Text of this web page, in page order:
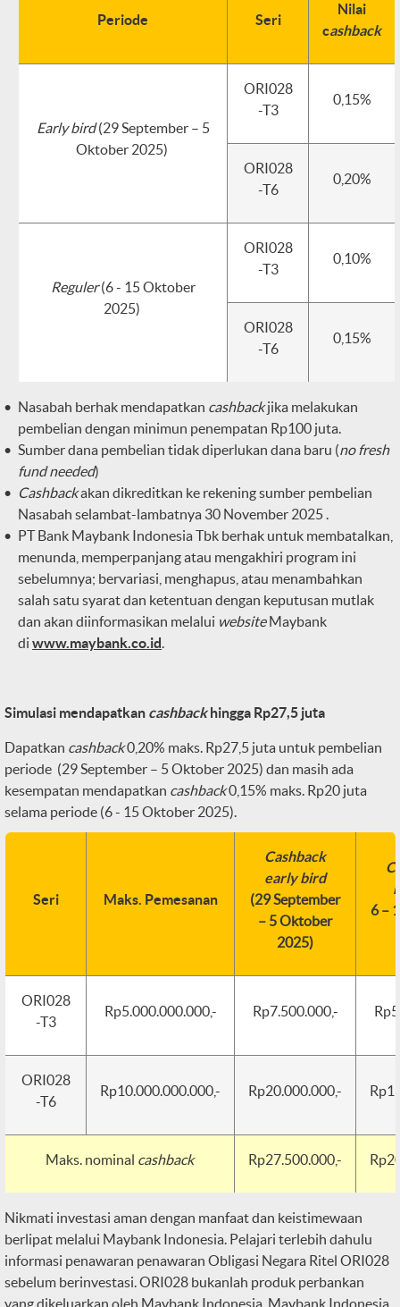
Periode Seri
Nilai
cashback
Early bird(29 September – 5
Oktober 2025)
ORI028
-T3
0,15%
ORI028
-T6
0,20%
Reguler(6 - 15 Oktober
2025)
ORI028
-T3
0,10%
ORI028
-T6
0,15%
Nasabah berhak mendapatkan cashbackjika melakukan
pembelian dengan minimun penempatan Rp100 juta.
Sumber dana pembelian tidak diperlukan dana baru (no fresh
fund needed)
Cashbackakan dikreditkan ke rekening sumber pembelian
Nasabah selambat-lambatnya 30 November 2025 .
PT Bank Maybank Indonesia Tbk berhak untuk membatalkan,
menunda, memperpanjang atau mengakhiri program ini
sebelumnya; bervariasi, menghapus, atau menambahkan
salah satu syarat dan ketentuan dengan keputusan mutlak
dan akan diinformasikan melalui websiteMaybank
di www.maybank.co.id.
Simulasi mendapatkan cashbackhingga Rp27,5 juta
Dapatkan cashback0,20% maks. Rp27,5 juta untuk pembelian
periode (29 September – 5 Oktober 2025) dan masih ada
kesempatan mendapatkan cashback0,15% maks. Rp20 juta
selama periode (6 - 15 Oktober 2025).
Seri Maks. Pemesanan
Cashback
early bird
(29 September
– 5 Oktober
2025)
6 –
ORI028
-T3
Rp5.000.000.000,- Rp7.500.000,-
ORI028
-T6
Rp10.000.000.000,- Rp20.000.000,-
Maks. nominal cashback Rp27.500.000,-
Nikmati investasi aman dengan manfaat dan keistimewaan
berlipat melalui Maybank Indonesia. Pelajari terlebih dahulu
informasi penawaran penawaran Obligasi Negara Ritel ORI028
sebelum berinvestasi. ORI028 bukanlah produk perbankan
yang dikeluarkan oleh Maybank Indonesia. Maybank Indonesia